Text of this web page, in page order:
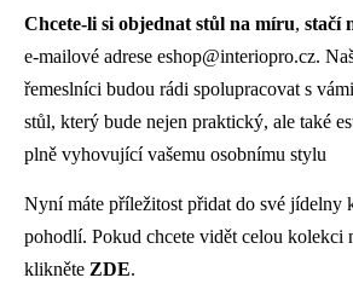
Chcete-li si objednat stůl na míru, stačí
e-mailové adrese eshop@interiopro.cz.
řemeslníci budou rádi spolupracovat s
stůl, který bude nejen praktický, ale také
plně vyhovující vašemu osobnímu stylu
Nyní máte příležitost přidat do své jídelny
pohodlí. Pokud chcete vidět celou kolekci
klikněte ZDE.